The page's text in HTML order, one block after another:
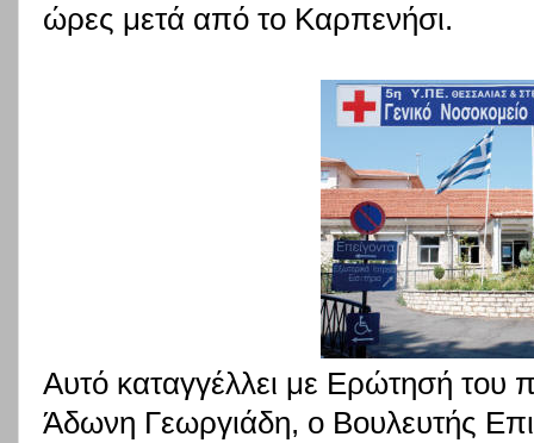
ώρες μετά από το Καρπενήσι.
Αυτό καταγγέλλει με Ερώτησή του
Άδωνη Γεωργιάδη, ο Βουλευτής